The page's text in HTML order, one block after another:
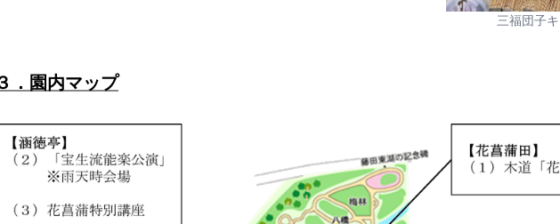
三福団子
．園内マップ